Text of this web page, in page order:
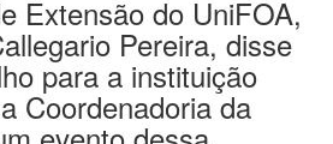
Extensão do UniFOA,
Pereira, disse
para a instituição
Coordenadoria da